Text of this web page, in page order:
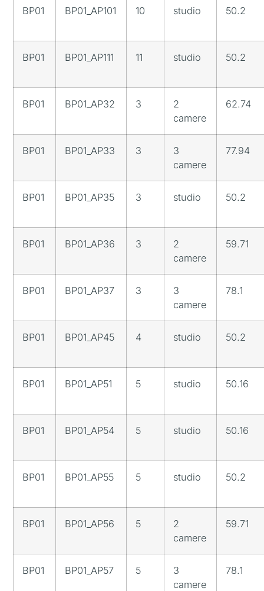
BP01 BP01_AP101 10 studio 50.2
BP01 BP01_AP111 11 studio 50.2
BP01 BP01_AP32 3
2
camere
62.74
BP01 BP01_AP33 3
3
camere
77.94
BP01 BP01_AP35 3 studio 50.2
BP01 BP01_AP36 3
2
camere
59.71
BP01 BP01_AP37 3
3
camere
78.1
BP01 BP01_AP45 4 studio 50.2
BP01 BP01_AP51 5 studio 50.16
BP01 BP01_AP54 5 studio 50.16
BP01 BP01_AP55 5 studio 50.2
BP01 BP01_AP56 5
2
camere
59.71
BP01 BP01_AP57 5
3
camere
78.1